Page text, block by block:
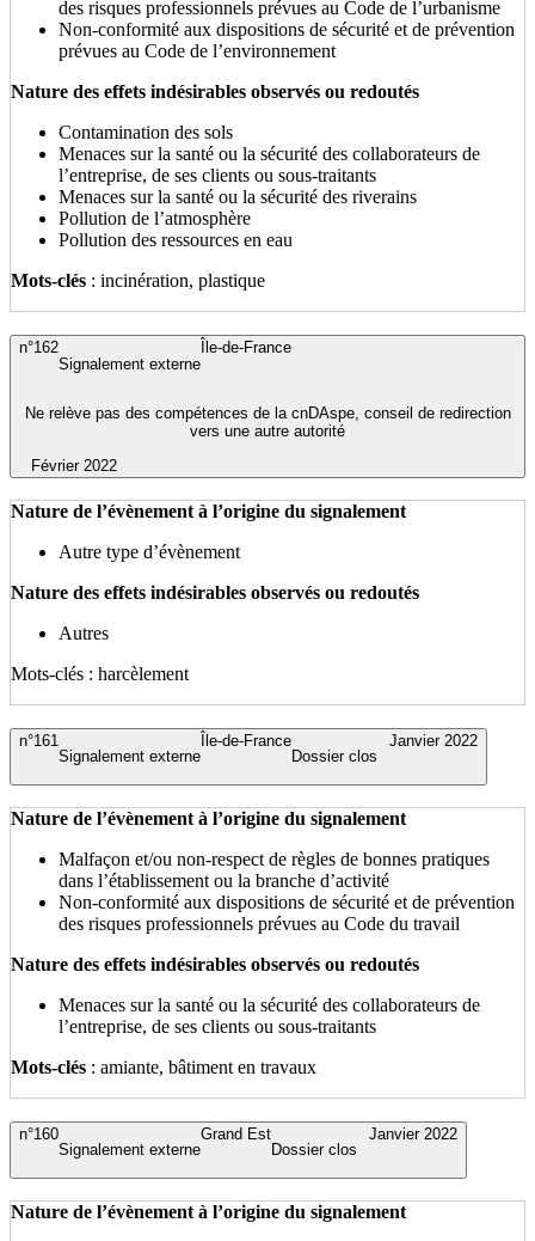
des risques professionnels prévues au Code de l’urbanisme
Non-conformité aux dispositions de sécurité et de prévention
prévues au Code de l’environnement
Nature des effets indésirables observés ou redoutés
Contamination des sols
Menaces sur la santé ou la sécurité des collaborateurs de
l’entreprise, de ses clients ou sous-traitants
Menaces sur la santé ou la sécurité des riverains
Pollution de l’atmosphère
Pollution des ressources en eau
Mots-clés : incinération, plastique
Février 2022
Ne relève pas des compétences de la cnDAspe, conseil de redirection
vers une autre autorité
Île-de-France
Signalement externe
n°162
Nature de l’évènement à l’origine du signalement
Autre type d’évènement
Nature des effets indésirables observés ou redoutés
Autres
Mots-clés : harcèlement
Janvier 2022
Dossier clos
Île-de-France
Signalement externe
n°161
Nature de l’évènement à l’origine du signalement
Malfaçon et/ou non-respect de règles de bonnes pratiques
dans l’établissement ou la branche d’activité
Non-conformité aux dispositions de sécurité et de prévention
des risques professionnels prévues au Code du travail
Nature des effets indésirables observés ou redoutés
Menaces sur la santé ou la sécurité des collaborateurs de
l’entreprise, de ses clients ou sous-traitants
Mots-clés : amiante, bâtiment en travaux
Janvier 2022
Dossier clos
Grand Est
Signalement externe
n°160
Nature de l’évènement à l’origine du signalement